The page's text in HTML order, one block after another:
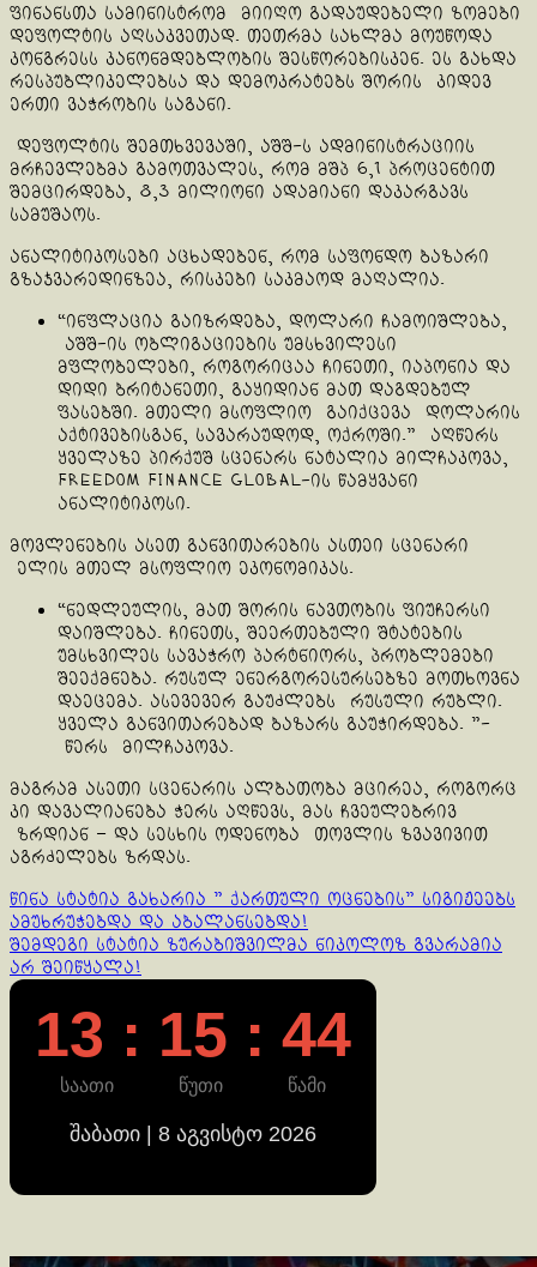
ფინანსთა სამინისტრომ მიიღო გადაუდებელი ზომები
დეფოლტის აღსაკვეთად. თეთრმა სახლმა მოუწოდა
კონგრესს კანონმდებლობის შესწორებისკენ. ეს გახდა
რესპუბლიკელებსა და დემოკრატებს შორის კიდევ
ერთი ვაჭრობის საგანი.
დეფოლტის შემთხვევაში, აშშ-ს ადმინისტრაციის
მრჩევლებმა გამოთვალეს, რომ მშპ 6,1 პროცენტით
შემცირდება, 8,3 მილიონი ადამიანი დაკარგავს
სამუშაოს.
ანალიტიკოსები აცხადებენ, რომ საფონდო ბაზარი
გზაჯვარედინზეა, რისკები საკმაოდ მაღალია.
“ინფლაცია გაიზრდება, დოლარი ჩამოიშლება,
აშშ-ის ობლიგაციების უმსხვილესი
მფლობელები, როგორიცაა ჩინეთი, იაპონია და
დიდი ბრიტანეთი, გაყიდიან მათ დაგდებულ
ფასებში. მთელი მსოფლიო გაიქცევა დოლარის
აქტივებისგან, სავარაუდოდ, ოქროში.” აღწერს
ყველაზე პირქუშ სცენარს ნატალია მილჩაკოვა,
Freedom Finance Global-ის წამყვანი
ანალიტიკოსი.
მოვლენების ასეთ განვითარების ასთეი სცენარი
ელის მთელ მსოფლიო ეკონომიკას.
“ნედლეულის, მათ შორის ნავთობის ფიუჩერსი
დაიშლება. ჩინეთს, შეერთებული შტატების
უმსხვილეს სავაჭრო პარტნიორს, პრობლემები
შეექმნება. რუსულ ენერგორესურსებზე მოთხოვნა
დაეცემა. ასევევერ გაუძლებს რუსული რუბლი.
ყველა განვითარებად ბაზარს გაუჭირდება. ”-
წერს მილჩაკოვა.
მაგრამ ასეთი სცენარის ალბათობა მცირეა, როგორც
კი დავალიანება ჭერს აღწევს, მას ჩვეულებრივ
ზრდიან – და სესხის ოდენობა თოვლის ზვავივით
აგრძელებს ზრდას.
Continue
Reading
წინა სტატია გახარია ” ქართული ოცნების” სიგიჟეებს
ამუხრუჭებდა და აბალანსებდა!
შემდეგი სტატია ზურაბიშვილმა ნიკოლოზ გვარამია
არ შეიწყალა!
13 : 15 : 44
საათი წუთი წამი
შაბათი | 8 აგვისტო 2026